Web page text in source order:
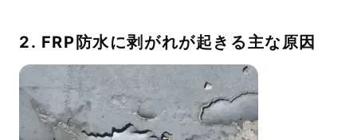
2. FRP防水に剥がれが起きる主な原因